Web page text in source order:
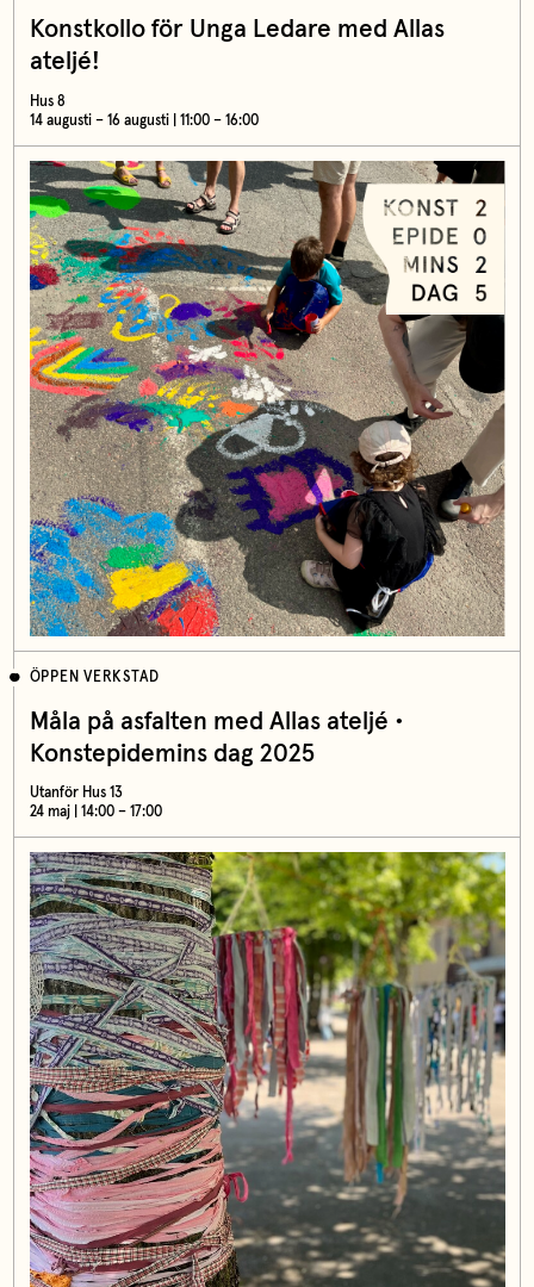
Konstkollo för Unga Ledare med Allas
ateljé!
Hus 8
14 augusti – 16 augusti | 11:00 – 16:00
ÖPPEN VERKSTAD
Måla på asfalten med Allas ateljé •
Konstepidemins dag 2025
Utanför Hus 13
24 maj | 14:00 – 17:00